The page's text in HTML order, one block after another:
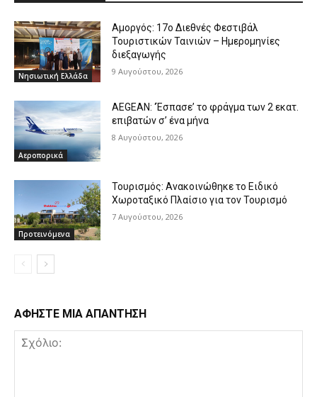
Νησιωτική Ελλάδα
Αμοργός: 17ο Διεθνές Φεστιβάλ
Τουριστικών Ταινιών – Ημερομηνίες
διεξαγωγής
9 Αυγούστου, 2026
Αεροπορικά
AEGEAN: ‘Έσπασε’ το φράγμα των 2 εκατ.
επιβατών σ’ ένα μήνα
8 Αυγούστου, 2026
Προτεινόμενα
Τουρισμός: Ανακοινώθηκε το Ειδικό
Χωροταξικό Πλαίσιο για τον Τουρισμό
7 Αυγούστου, 2026
ΑΦΗΣΤΕ ΜΙΑ ΑΠΑΝΤΗΣΗ